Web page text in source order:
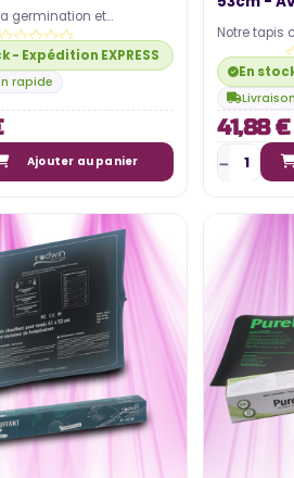
germination et
de vos plantes grâce
- Expédition EXPRESS disponible
rapide
Ajouter au panier
Notre tapis
variateur
En
41,88 €
LE COÛT ÉLECTRIQUE
DE MA
LED ?
Informations sur la